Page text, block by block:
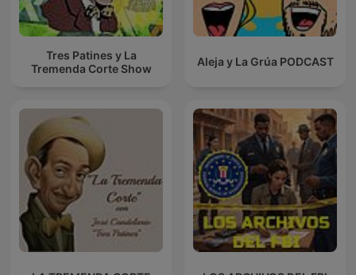
Tres Patines y La
Tremenda Corte Show
Aleja y La Grúa PODCAST